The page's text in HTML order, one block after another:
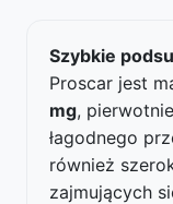
Szybkie
Proscar jest
mg,
łagodnego
również
zajmujących